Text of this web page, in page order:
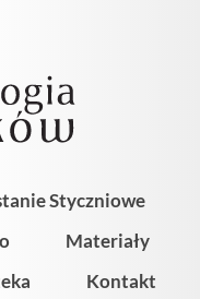
Styczniowe
Materiały
Kontakt